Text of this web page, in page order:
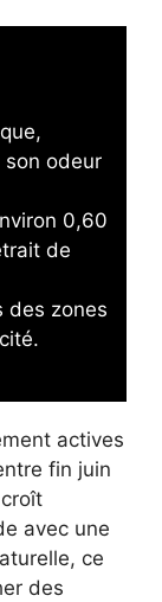
son odeur
0,60
de
des zones
actives
fin juin
avec une
ce
des